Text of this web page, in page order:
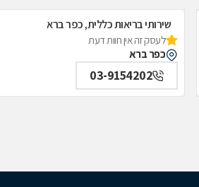
שירותי בריאות כללית, כפר ברא
לעסק זה אין חוות דעת
כפר ברא
03-9154202